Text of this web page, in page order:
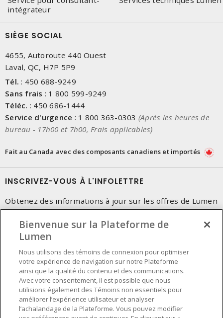
intégrateur
SIÈGE SOCIAL
4655, Autoroute 440 Ouest
Laval, QC, H7P 5P9
Tél. : 450 688-9249
Sans frais : 1 800 599-9249
Téléc. : 450 686-1444
Service d'urgence : 1 800 363-0303 (Après les heures de
bureau - 17h00 et 7h00, Frais applicables)
Fait au Canada avec des composants canadiens et importés
INSCRIVEZ-VOUS À L'INFOLETTRE
Obtenez des informations à jour sur les offres de Lumen
Bienvenue sur la Plateforme de
Lumen
Nous utilisons des témoins de connexion pour optimiser
votre expérience de navigation sur notre Plateforme
ainsi que la qualité du contenu et des communications.
Avec votre consentement, il est possible que nous
utilisions également des Témoins non essentiels pour
améliorer l’expérience utilisateur et analyser
l’achalandage de la Plateforme. Vous pouvez modifier